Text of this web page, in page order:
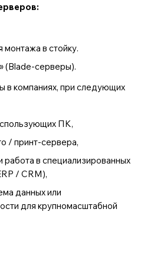
в стойку.
(Blade-серверы).
в компаниях, при следующих
ПК,
/ принт-сервера,
работа в специализированных
/ CRM),
данных или
для крупномасштабной